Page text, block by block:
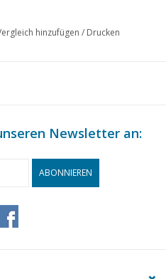
hinzufügen / Drucken
Newsletter an:
ABONNIEREN